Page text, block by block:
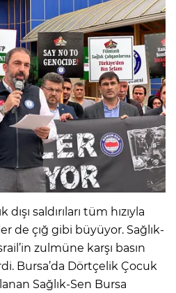
dışı saldırıları tüm hızıyla
de çığ gibi büyüyor. Sağlık-
zulmüne karşı basın
Bursa’da Dörtçelik Çocuk
Sağlık-Sen Bursa